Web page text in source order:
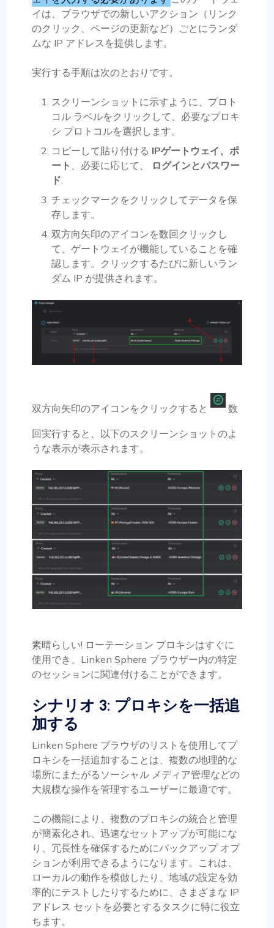
イは、ブラウザでの新しいアクション（リンク
のクリック、ページの更新など）ごとにランダ
ムな IP アドレスを提供します。
実行する手順は次のとおりです。
スクリーンショットに示すように、プロト
コル ラベルをクリックして、必要なプロキ
シ プロトコルを選択します。
コピーして貼り付ける IPゲートウェイ、ポ
ート
、必要に応じて、
ログインとパスワー
ド
チェックマークをクリックしてデータを保
存します。
双方向矢印のアイコンを数回クリックし
て、ゲートウェイが機能していることを確
認します。クリックするたびに新しいラン
ダム IP が提供されます。
双方向矢印のアイコンをクリックすると 数
回実行すると、以下のスクリーンショットのよ
うな表示が表示されます。
素晴らしい! ローテーション プロキシはすぐに
使用でき、Linken Sphere ブラウザー内の特定
のセッションに関連付けることができます。
シナリオ 3: プロキシを一括追
加する
Linken Sphere ブラウザのリストを使用してプ
ロキシを一括追加することは、複数の地理的な
場所にまたがるソーシャル メディア管理などの
大規模な操作を管理するユーザーに最適です。
この機能により、複数のプロキシの統合と管理
が簡素化され、迅速なセットアップが可能にな
り、冗長性を確保するためにバックアップ オプ
ションが利用できるようになります。これは、
ローカルの動作を模倣したり、地域の設定を効
率的にテストしたりするために、さまざまな IP
アドレス セットを必要とするタスクに特に役立
ちます。